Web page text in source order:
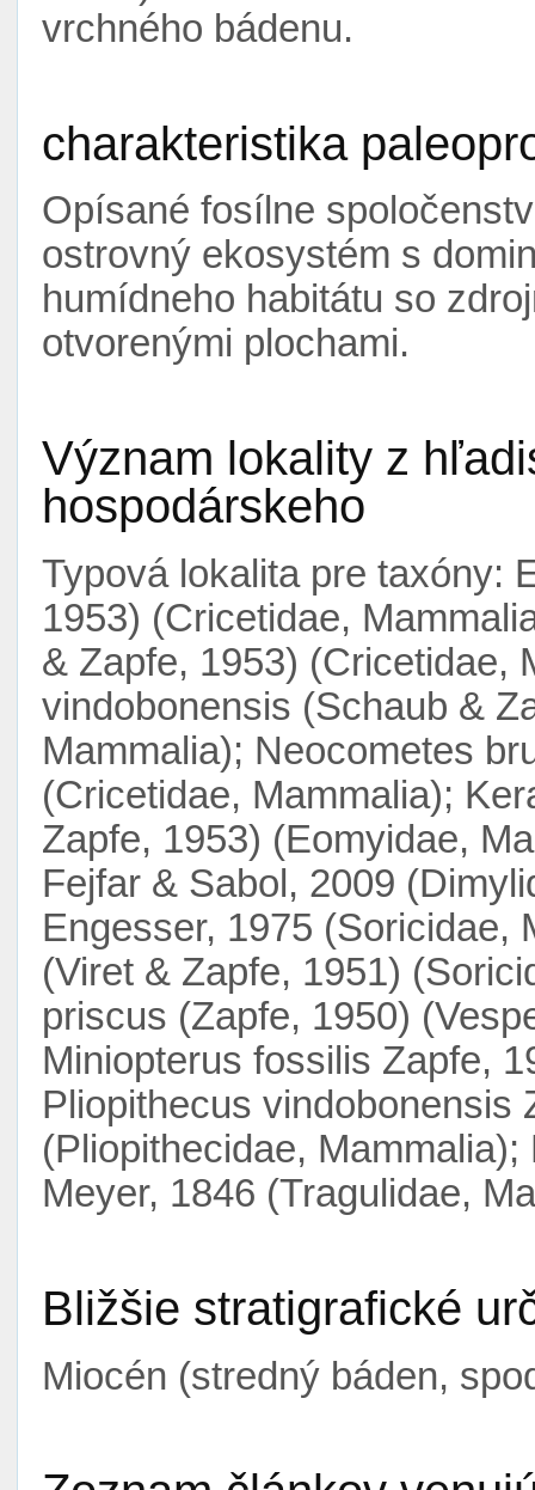
vrchného bádenu.
charakteristika
Opísané fosílne
ostrovný ekosystém s
humídneho habitátu so
otvorenými plochami.
Význam lokality z
hospodárskeho
Typová lokalita pre taxóny:
1953) (Cricetidae,
& Zapfe, 1953) (Cricetidae,
vindobonensis (Schaub &
Mammalia); Neocometes
(Cricetidae, Mammalia);
Zapfe, 1953) (Eomyidae,
Fejfar & Sabol, 2009
Engesser, 1975 (Soricidae,
(Viret & Zapfe, 1951)
priscus (Zapfe, 1950)
Miniopterus fossilis Zapfe,
Pliopithecus vindobonensis
(Pliopithecidae,
Meyer, 1846 (Tragulidae,
Bližšie stratigrafické
Miocén (stredný báden,